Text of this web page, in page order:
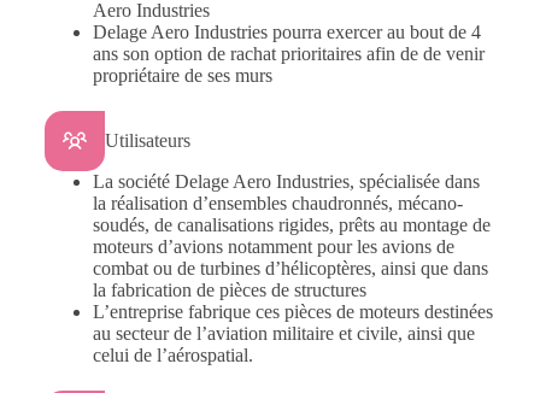
Aero Industries
Delage Aero Industries pourra exercer au bout de 4
ans son option de rachat prioritaires afin de de venir
propriétaire de ses murs
Utilisateurs
La société Delage Aero Industries, spécialisée dans
la réalisation d’ensembles chaudronnés, mécano-
soudés, de canalisations rigides, prêts au montage de
moteurs d’avions notamment pour les avions de
combat ou de turbines d’hélicoptères, ainsi que dans
la fabrication de pièces de structures
L’entreprise fabrique ces pièces de moteurs destinées
au secteur de l’aviation militaire et civile, ainsi que
celui de l’aérospatial.